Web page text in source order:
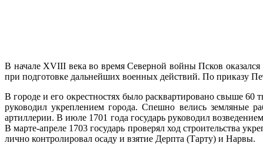
В начале XVIII века во время Северной войны Псков
при подготовке дальнейших военных действий. По приказу
В городе и его окрестностях было расквартировано свыше
руководил укреплением города. Спешно велись земляные
артиллерии. В июле 1701 года государь руководил
В марте-апреле 1703 государь проверял ход строительства
лично контролировал осаду и взятие Дерпта (Тарту) и Нарвы.